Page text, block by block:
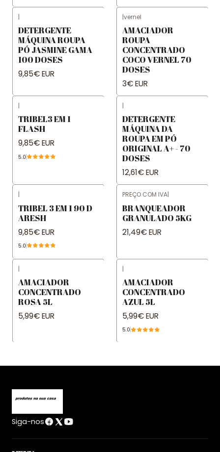
|
DETERGENTE
MÁQUINA ROUPA
PÓ JASMINE GAMA
100 DOSES
9,85€ EUR
|vernel
AMACIADOR
ROUPA
CONCENTRADO
COCO VERNEL 70
DOSES
3€ EUR
|
TRIBEL3 EM 1
FLASH
9,85€ EUR
5.0
|
DETERGENTE
MÁQUINA DA
ROUPA EM PÓ
ORIGINAL A+ - 70
DOSES
12,61€ EUR
|
TRIBEL 3 EM 1 90 D
ARESH
9,85€ EUR
5.0
PREÇO COM IVA|
BRANQUEADOR
GRANULADO 5KG
21,49€ EUR
|
AMACIADOR
CONCENTRADO
ROSA 5L
5,99€ EUR
|
AMACIADOR
CONCENTRADO
AZUL 5L
5,99€ EUR
5.0
Siga-nos